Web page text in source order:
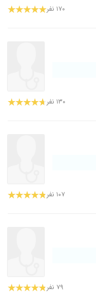
۱۷۰ نفر
۱۳۰ نفر
۱۰۷ نفر
۷۹ نفر